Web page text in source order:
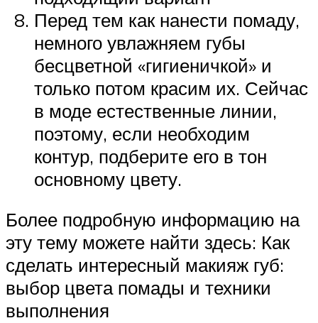
Перед тем как нанести помаду,
немного увлажняем губы
бесцветной «гигиеничкой» и
только потом красим их. Сейчас
в моде естественные линии,
поэтому, если необходим
контур, подберите его в тон
основному цвету.
Более подробную информацию на
эту тему можете найти здесь: Как
сделать интересный макияж губ:
выбор цвета помады и техники
выполнения